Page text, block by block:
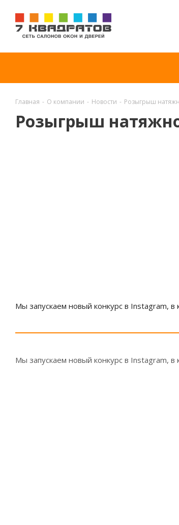
Главная - О компании - Новости - Розыгрыш
Розыгрыш
Мы запускаем новый конкурс в Instagram,
Мы запускаем новый конкурс в Instagram,